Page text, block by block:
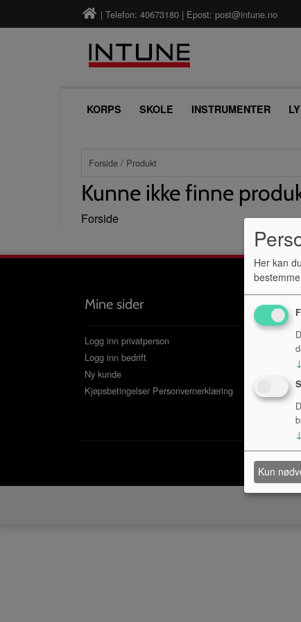
| Telefon: 40673180 | Epost: post@intune.no
KORPS SKOLE INSTRUMENTER
Forside / Produkt
Kunne ikke finne
Forside
Mine sider
Logg inn privatperson
Logg inn bedrift
Ny kunde
Kjøpsbetingelser Personvernerklæring
Her kan
↓
↓
Kun